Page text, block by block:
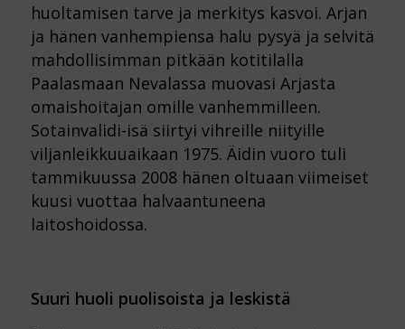
huoltamisen tarve ja merkitys kasvoi. Arjan
ja hänen vanhempiensa halu pysyä ja selvitä
mahdollisimman pitkään kotitilalla
Paalasmaan Nevalassa muovasi Arjasta
omaishoitajan omille vanhemmilleen.
Sotainvalidi-isä siirtyi vihreille niityille
viljanleikkuuaikaan 1975. Äidin vuoro tuli
tammikuussa 2008 hänen oltuaan viimeiset
kuusi vuottaa halvaantuneena
laitoshoidossa.
Suuri huoli puolisoista ja leskistä